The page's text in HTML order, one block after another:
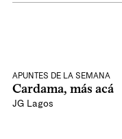
APUNTES DE LA SEMANA
Cardama, más acá
JG Lagos